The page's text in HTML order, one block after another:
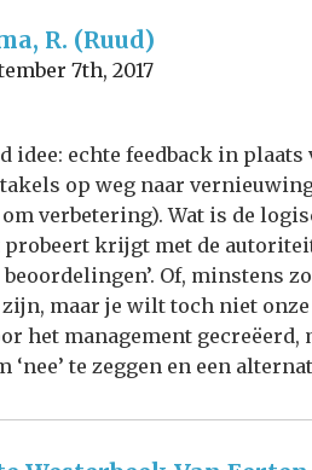
R. (Ruud)
7th, 2017
idee: echte feedback in
op weg naar
verbetering). Wat is de
probeert krijgt met de
Of, minstens
maar je wilt toch niet onze
het management
‘nee’ te zeggen en een